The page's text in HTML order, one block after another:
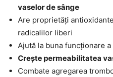
vaselor de sânge
Are proprietăți
radicalilor liberi
Ajută la buna funcționare
Crește permeabilitatea
Combate agregarea